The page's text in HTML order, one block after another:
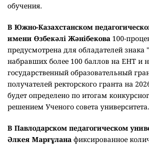
обучения.
В Южно-Казахстанском
имени Өзбекәлі Жәнібекова 100-
предусмотрена для обладателей знака
набравших более 100 баллов на ЕНТ и
государственный образовательный
получателей ректорского гранта на
будет определено по итогам
решением Ученого совета университета.
В Павлодарском педагогическом
Әлкея Марғұлана фиксированное